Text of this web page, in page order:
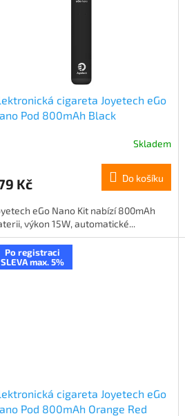
cigareta Joyetech eGo
Pod 800mAh Black
Skladem
Kč Do košíku
eGo Nano Kit nabízí 800mAh
výkon 15W, automatické...
Po registraci
SLEVA max. 5%
cigareta Joyetech eGo
Pod 800mAh Orange Red